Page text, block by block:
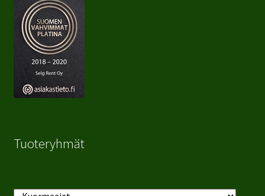
Tuoteryhmät